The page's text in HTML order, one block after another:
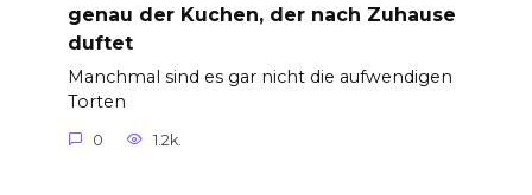
genau der Kuchen, der nach Zuhause
duftet
Manchmal sind es gar nicht die aufwendigen
Torten
0 1.2k.